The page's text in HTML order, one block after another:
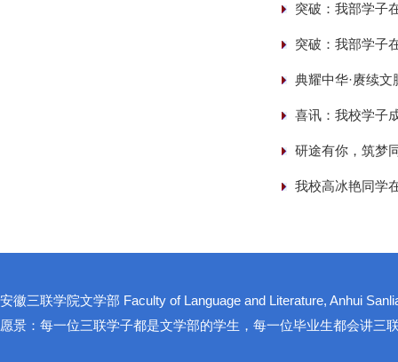
突破：我部学子
突破：我部学子
典耀中华·赓续
喜讯：我校学子
研途有你，筑梦
我校高冰艳同学
安徽三联学院文学部 Faculty of Language and Literature, Anhui
愿景：每一位三联学子都是文学部的学生，每一位毕业生都会讲三